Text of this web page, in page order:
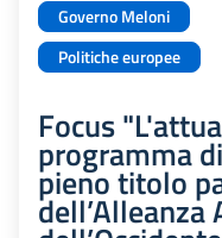
Governo Meloni
Politiche europee
Focus
programma
pieno titolo
dell’Alleanza